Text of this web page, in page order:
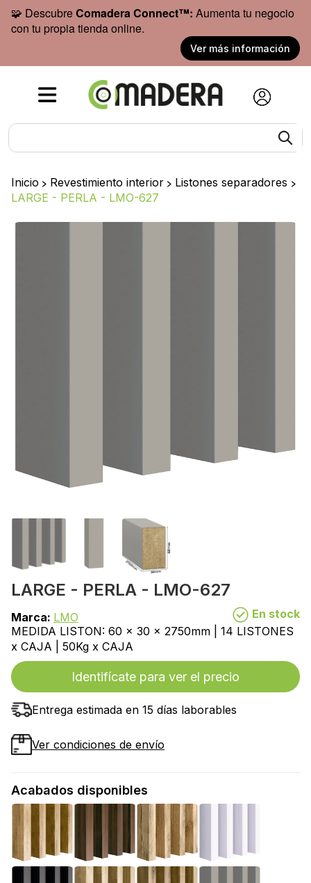
🧩 DescubreComadera Connect™: Aumenta tu negocio
con tu propia tienda online.
Ver más información
Inicio > Revestimiento interior > Listones separadores >
LARGE - PERLA - LMO-627
LARGE - PERLA - LMO-627
Marca: LMO
En stock
MEDIDA LISTON: 60 x 30 x 2750mm | 14 LISTONES
x CAJA | 50Kg x CAJA
Identifícate para ver el precio
Entrega estimada en 15 días laborables
Ver condiciones de envío
Acabados disponibles